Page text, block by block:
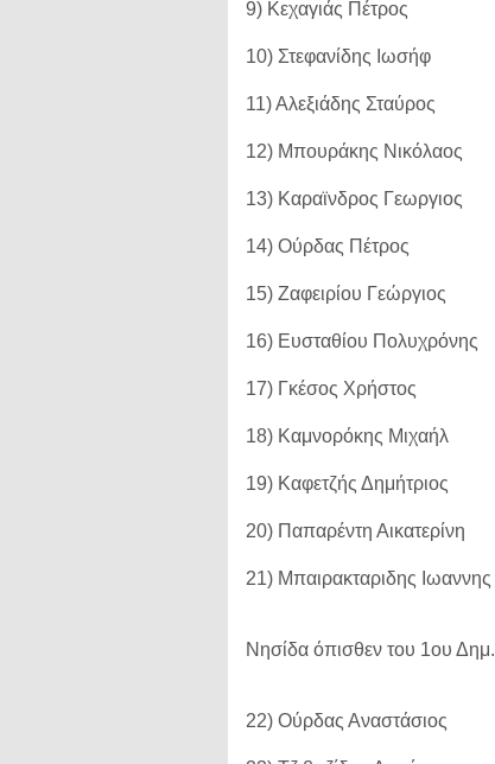
9) Κεχαγιάς Πέτρος
10) Στεφανίδης Ιωσήφ
11) Αλεξιάδης Σταύρος
12) Μπουράκης Νικόλαος
13) Καραϊνδρος Γεωργιος
14) Ούρδας Πέτρος
15) Ζαφειρίου Γεώργιος
16) Ευσταθίου Πολυχρόνης
17) Γκέσος Χρήστος
18) Καμνορόκης Μιχαήλ
19) Καφετζής Δημήτριος
20) Παπαρέντη Αικατερίνη
21) Μπαιρακταριδης Ιωαννης
Νησίδα όπισθεν του 1ου
22) Ούρδας Αναστάσιος